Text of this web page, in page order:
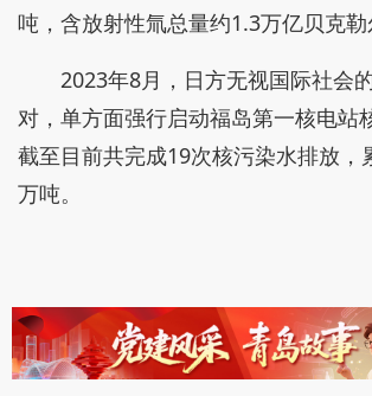
吨，含放射性氚总量约1.3万亿贝克勒
2023年8月，日方无视国际社会
对，单方面强行启动福岛第一核电站
截至目前共完成19次核污染水排放，
万吨。